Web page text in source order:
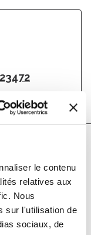
le contenu
relatives aux
Nous
sur l'utilisation de
sociaux, de
Lionel Larue,